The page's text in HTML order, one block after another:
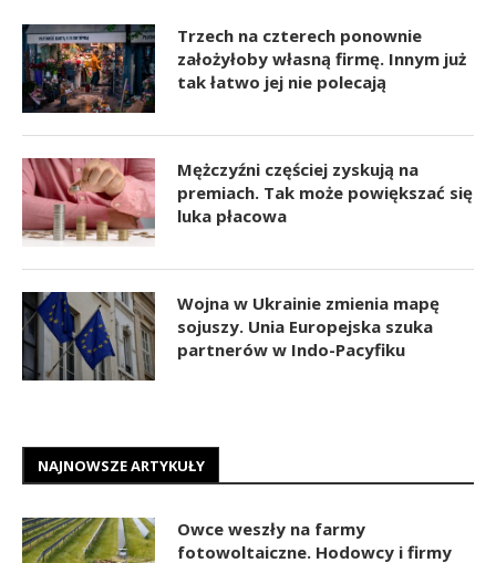
Trzech na czterech ponownie
założyłoby własną firmę. Innym już
tak łatwo jej nie polecają
Mężczyźni częściej zyskują na
premiach. Tak może powiększać się
luka płacowa
Wojna w Ukrainie zmienia mapę
sojuszy. Unia Europejska szuka
partnerów w Indo-Pacyfiku
NAJNOWSZE ARTYKUŁY
Owce weszły na farmy
fotowoltaiczne. Hodowcy i firmy